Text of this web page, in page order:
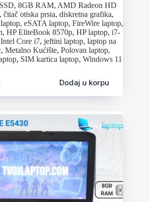
, 8GB RAM, AMD Radeon HD
čitač otiska prsta, diskretna grafika,
,eSATA laptop,FireWire laptop,
,HP EliteBook 8570p,HP laptop,i7-
Intel Core i7,jeftini laptop,laptop na
, Metalno Kućište, Polovan laptop,
, SIM kartica laptop, Windows 11
Dodaj u korpu